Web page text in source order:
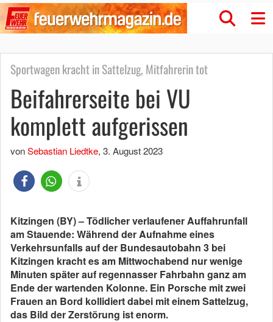
Sportwagen kracht in Sattelzug, Mitfahrerin tot
Beifahrerseite bei VU
komplett aufgerissen
vonSebastian Liedtke, 3. August 2023
Kitzingen (BY) – Tödlicher verlaufener Auffahrunfall
am Stauende: Während der Aufnahme eines
Verkehrsunfalls auf der Bundesautobahn 3 bei
Kitzingen kracht es am Mittwochabend nur wenige
Minuten später auf regennasser Fahrbahn ganz am
Ende der wartenden Kolonne. Ein Porsche mit zwei
Frauen an Bord kollidiert dabei mit einem Sattelzug,
das Bild der Zerstörung ist enorm.